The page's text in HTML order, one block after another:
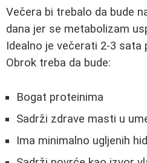
Večera bi trebalo da bude
dana jer se metabolizam
Idealno je večerati 2-3 sata
Obrok treba da bude:
Bogat proteinima
Sadrži zdrave masti u
Ima minimalno ugljenih